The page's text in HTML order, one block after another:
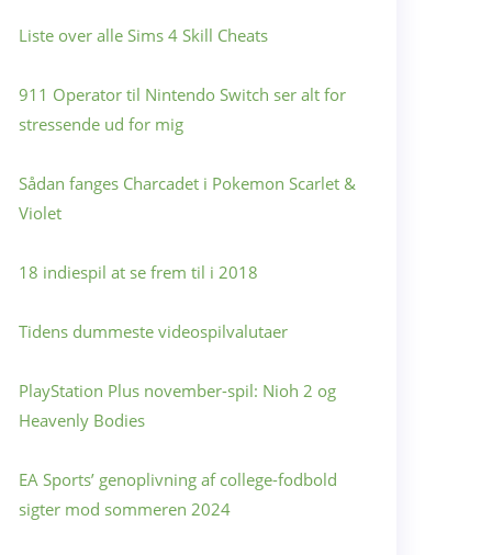
Liste over alle Sims 4 Skill Cheats
911 Operator til Nintendo Switch ser alt for
stressende ud for mig
Sådan fanges Charcadet i Pokemon Scarlet &
Violet
18 indiespil at se frem til i 2018
Tidens dummeste videospilvalutaer
PlayStation Plus november-spil: Nioh 2 og
Heavenly Bodies
EA Sports’ genoplivning af college-fodbold
sigter mod sommeren 2024